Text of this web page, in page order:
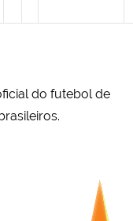
do futebol de